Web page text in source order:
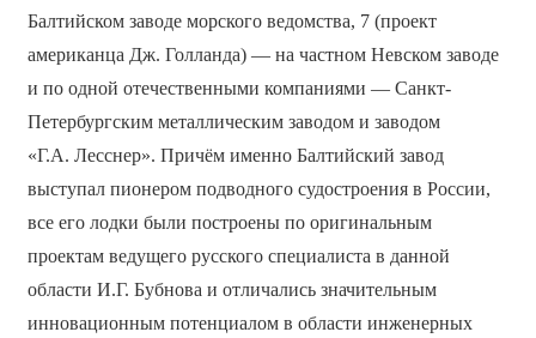
Балтийском заводе морского ведомства, 7 (проект
американца Дж. Голланда) — на частном Невском заводе
и по одной отечественными компаниями — Санкт-
Петербургским металлическим заводом и заводом
«Г.А. Лесснер». Причём именно Балтийский завод
выступал пионером подводного судостроения в России,
все его лодки были построены по оригинальным
проектам ведущего русского специалиста в данной
области И.Г. Бубнова и отличались значительным
инновационным потенциалом в области инженерных